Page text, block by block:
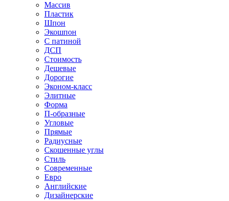
Массив
Пластик
Шпон
Экошпон
С патиной
ДСП
Стоимость
Дешевые
Дорогие
Эконом-класс
Элитные
Форма
П-образные
Угловые
Прямые
Радиусные
Скошенные углы
Стиль
Современные
Евро
Английские
Дизайнерские